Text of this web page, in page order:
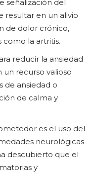
señalización del
resultar en un alivio
de dolor crónico,
la artritis.
reducir la ansiedad
un recurso valioso
de ansiedad o
de calma y
es el uso del
neurológicas
descubierto que el
y